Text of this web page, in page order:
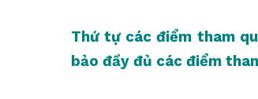
Thứ tự các điểm tham
bảo đầy đủ các điểm